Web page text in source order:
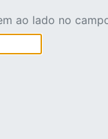
ao lado no